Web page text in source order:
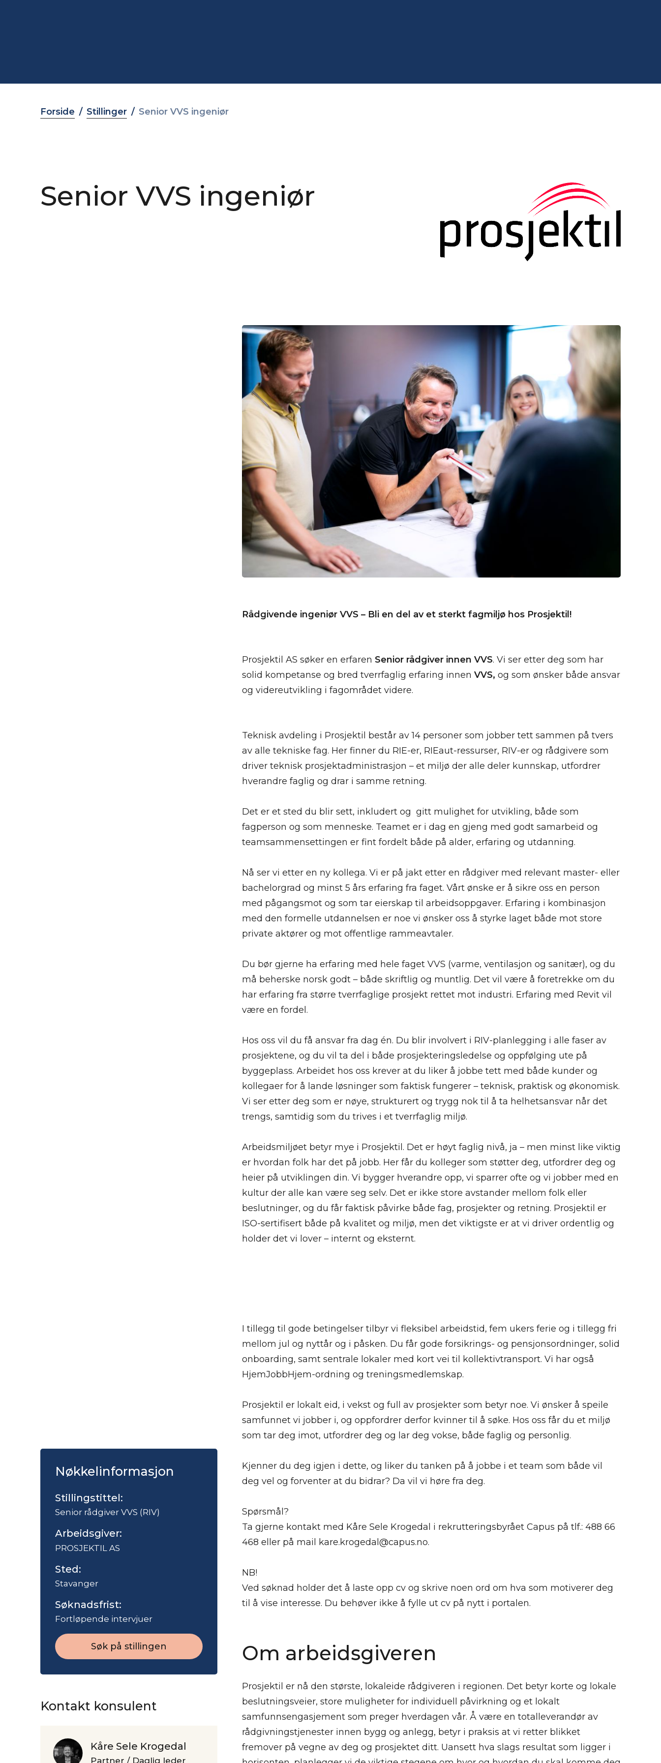
Forside Stillinger Senior VVS ingeniør
Senior VVS ingeniør
Nøkkelinformasjon
Stillingstittel:
Senior rådgiver VVS (RIV)
Arbeidsgiver:
PROSJEKTIL AS
Sted:
Stavanger
Søknadsfrist:
Fortløpende intervjuer
Søk på stillingen
Kontakt konsulent
Kåre Sele Krogedal
Partner / Daglig leder
Rådgivende ingeniør VVS – Bli en del av et sterkt fagmiljø hos Prosjektil!
Prosjektil AS søker en erfaren Senior rådgiver innen VVS. Vi ser etter deg som har
solid kompetanse og bred tverrfaglig erfaring innen VVS, og som ønsker både ansvar
og videreutvikling i fagområdet videre.
Teknisk avdeling i Prosjektil består av 14 personer som jobber tett sammen på tvers
av alle tekniske fag. Her finner du RIE-er, RIEaut-ressurser, RIV-er og rådgivere som
driver teknisk prosjektadministrasjon – et miljø der alle deler kunnskap, utfordrer
hverandre faglig og drar i samme retning.
Det er et sted du blir sett, inkludert og gitt mulighet for utvikling, både som
fagperson og som menneske. Teamet er i dag en gjeng med godt samarbeid og
teamsammensettingen er fint fordelt både på alder, erfaring og utdanning.
Nå ser vi etter en ny kollega. Vi er på jakt etter en rådgiver med relevant master- eller
bachelorgrad og minst 5 års erfaring fra faget. Vårt ønske er å sikre oss en person
med pågangsmot og som tar eierskap til arbeidsoppgaver. Erfaring i kombinasjon
med den formelle utdannelsen er noe vi ønsker oss å styrke laget både mot store
private aktører og mot offentlige rammeavtaler.
Du bør gjerne ha erfaring med hele faget VVS (varme, ventilasjon og sanitær), og du
må beherske norsk godt – både skriftlig og muntlig. Det vil være å foretrekke om du
har erfaring fra større tverrfaglige prosjekt rettet mot industri. Erfaring med Revit vil
være en fordel.
Hos oss vil du få ansvar fra dag én. Du blir involvert i RIV-planlegging i alle faser av
prosjektene, og du vil ta del i både prosjekteringsledelse og oppfølging ute på
byggeplass. Arbeidet hos oss krever at du liker å jobbe tett med både kunder og
kollegaer for å lande løsninger som faktisk fungerer – teknisk, praktisk og økonomisk.
Vi ser etter deg som er nøye, strukturert og trygg nok til å ta helhetsansvar når det
trengs, samtidig som du trives i et tverrfaglig miljø.
Arbeidsmiljøet betyr mye i Prosjektil. Det er høyt faglig nivå, ja – men minst like viktig
er hvordan folk har det på jobb. Her får du kolleger som støtter deg, utfordrer deg og
heier på utviklingen din. Vi bygger hverandre opp, vi sparrer ofte og vi jobber med en
kultur der alle kan være seg selv. Det er ikke store avstander mellom folk eller
beslutninger, og du får faktisk påvirke både fag, prosjekter og retning. Prosjektil er
ISO-sertifisert både på kvalitet og miljø, men det viktigste er at vi driver ordentlig og
holder det vi lover – internt og eksternt.
I tillegg til gode betingelser tilbyr vi fleksibel arbeidstid, fem ukers ferie og i tillegg fri
mellom jul og nyttår og i påsken. Du får gode forsikrings- og pensjonsordninger, solid
onboarding, samt sentrale lokaler med kort vei til kollektivtransport. Vi har også
HjemJobbHjem-ordning og treningsmedlemskap.
Prosjektil er lokalt eid, i vekst og full av prosjekter som betyr noe. Vi ønsker å speile
samfunnet vi jobber i, og oppfordrer derfor kvinner til å søke. Hos oss får du et miljø
som tar deg imot, utfordrer deg og lar deg vokse, både faglig og personlig.
Kjenner du deg igjen i dette, og liker du tanken på å jobbe i et team som både vil
deg vel og forventer at du bidrar? Da vil vi høre fra deg.
Spørsmål?
Ta gjerne kontakt med Kåre Sele Krogedal i rekrutteringsbyrået Capus på tlf.: 488 66
468 eller på mail kare.krogedal@capus.no.
NB!
Ved søknad holder det å laste opp cv og skrive noen ord om hva som motiverer deg
til å vise interesse. Du behøver ikke å fylle ut cv på nytt i portalen.
Om arbeidsgiveren
Prosjektil er nå den største, lokaleide rådgiveren i regionen. Det betyr korte og lokale
beslutningsveier, store muligheter for individuell påvirkning og et lokalt
samfunnsengasjement som preger hverdagen vår. Å være en totalleverandør av
rådgivningstjenester innen bygg og anlegg, betyr i praksis at vi retter blikket
fremover på vegne av deg og prosjektet ditt. Uansett hva slags resultat som ligger i